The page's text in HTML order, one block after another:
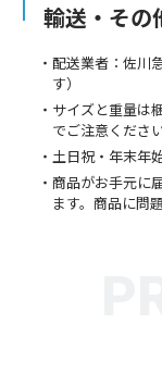
輸送・その
配送業者：佐川
す）
サイズと重量は
でご注意ください
土日祝・年末年
商品がお手元に
ます。商品に問